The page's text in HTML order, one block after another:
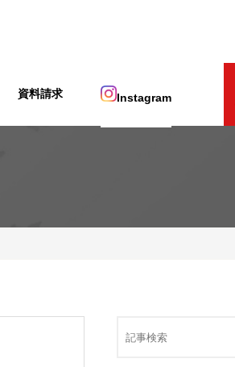
資料請求 Instagram